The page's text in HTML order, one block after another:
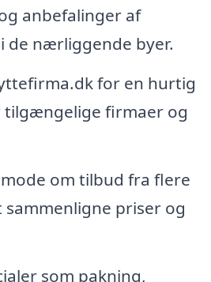
anbefalinger af
de nærliggende byer.
for en hurtig
tilgængelige firmaer og
om tilbud fra flere
priser og
som pakning,